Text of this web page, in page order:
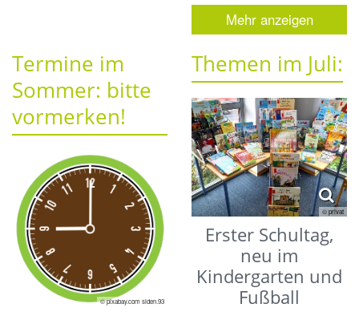
Mehr anzeigen
Termine im
Sommer: bitte
vormerken!
© pixabay.com siden.93
Themen im Juli:
© privat
Erster Schultag,
neu im
Kindergarten und
Fußball